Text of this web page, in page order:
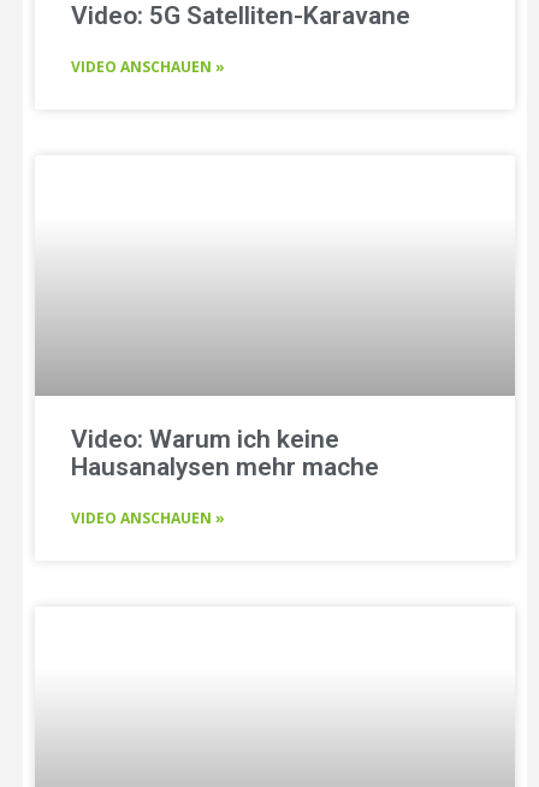
Video: 5G Satelliten-Karavane
VIDEO ANSCHAUEN »
Video: Warum ich keine
Hausanalysen mehr mache
VIDEO ANSCHAUEN »